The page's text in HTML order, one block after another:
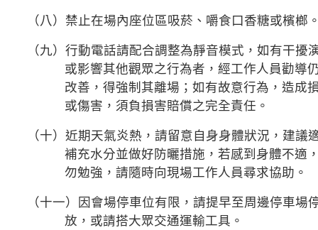
（八）禁止在場內座位區吸菸、嚼食口香糖或檳榔
（九）行動電話請配合調整為靜音模式，如有干擾
或影響其他觀眾之行為者，經工作人員勸導
改善，得強制其離場；如有故意行為，造成
或傷害，須負損害賠償之完全責任。
（十）近期天氣炎熱，請留意自身身體狀況，建議
補充水分並做好防曬措施，若感到身體不適
勿勉強，請隨時向現場工作人員尋求協助。
（十一）因會場停車位有限，請提早至周邊停車場
放，或請搭大眾交通運輸工具。